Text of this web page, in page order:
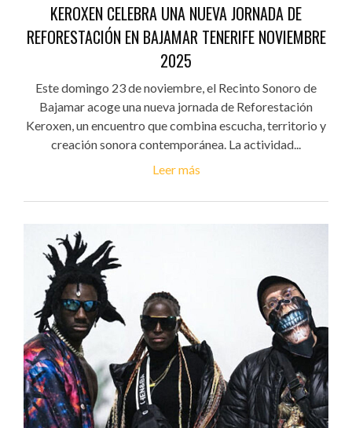
KEROXEN CELEBRA UNA NUEVA JORNADA DE
REFORESTACIÓN EN BAJAMAR TENERIFE NOVIEMBRE
2025
Este domingo 23 de noviembre, el Recinto Sonoro de
Bajamar acoge una nueva jornada de Reforestación
Keroxen, un encuentro que combina escucha, territorio y
creación sonora contemporánea. La actividad...
Leer más